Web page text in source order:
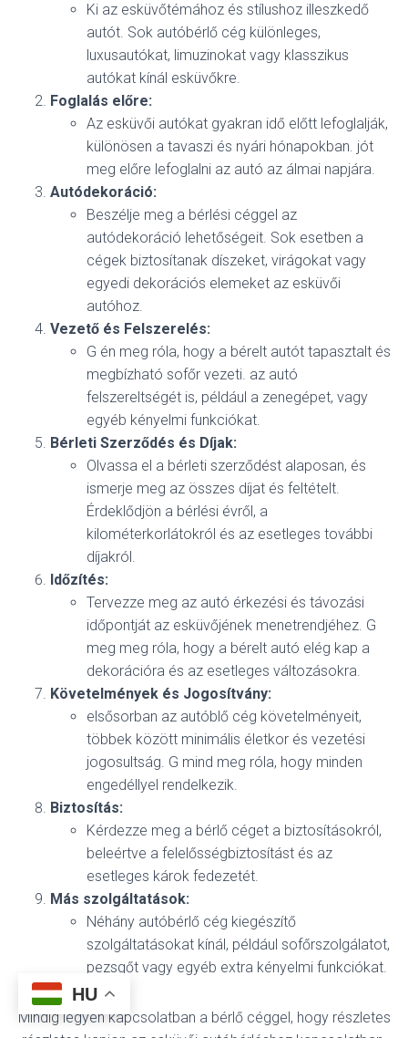
Ki az esküvőtémához és stílushoz illeszkedő
autót. Sok autóbérlő cég különleges,
luxusautókat, limuzinokat vagy klasszikus
autókat kínál esküvőkre.
Foglalás előre:
Az esküvői autókat gyakran idő előtt lefoglalják,
különösen a tavaszi és nyári hónapokban. jót
meg előre lefoglalni az autó az álmai napjára.
Autódekoráció:
Beszélje meg a bérlési céggel az
autódekoráció lehetőségeit. Sok esetben a
cégek biztosítanak díszeket, virágokat vagy
egyedi dekorációs elemeket az esküvői
autóhoz.
Vezető és Felszerelés:
G én meg róla, hogy a bérelt autót tapasztalt és
megbízható sofőr vezeti. az autó
felszereltségét is, például a zenegépet, vagy
egyéb kényelmi funkciókat.
Bérleti Szerződés és Díjak:
Olvassa el a bérleti szerződést alaposan, és
ismerje meg az összes díjat és feltételt.
Érdeklődjön a bérlési évről, a
kilométerkorlátokról és az esetleges további
díjakról.
Időzítés:
Tervezze meg az autó érkezési és távozási
időpontját az esküvőjének menetrendjéhez. G
meg meg róla, hogy a bérelt autó elég kap a
dekorációra és az esetleges változásokra.
Követelmények és Jogosítvány:
elsősorban az autóblő cég követelményeit,
többek között minimális életkor és vezetési
jogosultság. G mind meg róla, hogy minden
engedéllyel rendelkezik.
Biztosítás:
Kérdezze meg a bérlő céget a biztosításokról,
beleértve a felelősségbiztosítást és az
esetleges károk fedezetét.
Más szolgáltatások:
Néhány autóbérlő cég kiegészítő
szolgáltatásokat kínál, például sofőrszolgálatot,
pezsgőt vagy egyéb extra kényelmi funkciókat.
Mindig legyen kapcsolatban a bérlő céggel, hogy részletes
HU